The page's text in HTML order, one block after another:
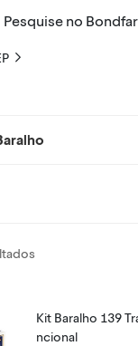
Pesquise
Bondfaro
Kit Baralho 139
ncional